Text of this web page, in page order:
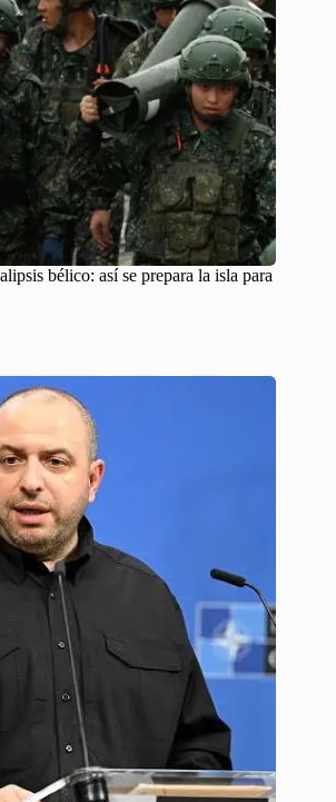
bélico: así se prepara la isla para